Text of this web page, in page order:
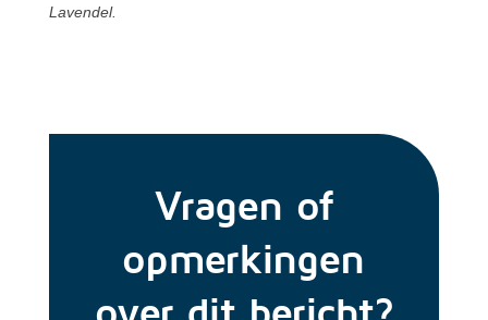
Lavendel.
Vragen of
opmerkingen